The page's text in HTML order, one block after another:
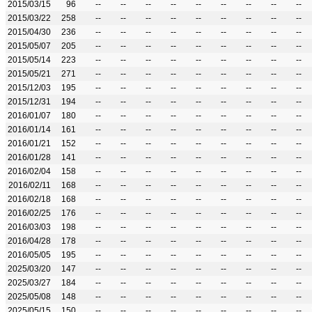
2015/03/15
96 -- -- -- -- -- -- -- -- --
2015/03/22
258 -- -- -- -- -- -- -- -- --
2015/04/30
236 -- -- -- -- -- -- -- -- --
2015/05/07
205 -- -- -- -- -- -- -- -- --
2015/05/14
223 -- -- -- -- -- -- -- -- --
2015/05/21
271 -- -- -- -- -- -- -- -- --
2015/12/03
195 -- -- -- -- -- -- -- -- --
2015/12/31
194 -- -- -- -- -- -- -- -- --
2016/01/07
180 -- -- -- -- -- -- -- -- --
2016/01/14
161 -- -- -- -- -- -- -- -- --
2016/01/21
152 -- -- -- -- -- -- -- -- --
2016/01/28
141 -- -- -- -- -- -- -- -- --
2016/02/04
158 -- -- -- -- -- -- -- -- --
2016/02/11
168 -- -- -- -- -- -- -- -- --
2016/02/18
168 -- -- -- -- -- -- -- -- --
2016/02/25
176 -- -- -- -- -- -- -- -- --
2016/03/03
198 -- -- -- -- -- -- -- -- --
2016/04/28
178 -- -- -- -- -- -- -- -- --
2016/05/05
195 -- -- -- -- -- -- -- -- --
2025/03/20
147 -- -- -- -- -- -- -- -- --
2025/03/27
184 -- -- -- -- -- -- -- -- --
2025/05/08
148 -- -- -- -- -- -- -- -- --